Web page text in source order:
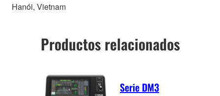
Hanói, Vietnam
Productos relacionados
Serie DM3